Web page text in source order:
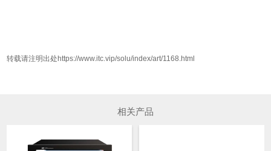
转载请注明出处https://www.itc.vip/solu/index/art/1168.html
相关产品